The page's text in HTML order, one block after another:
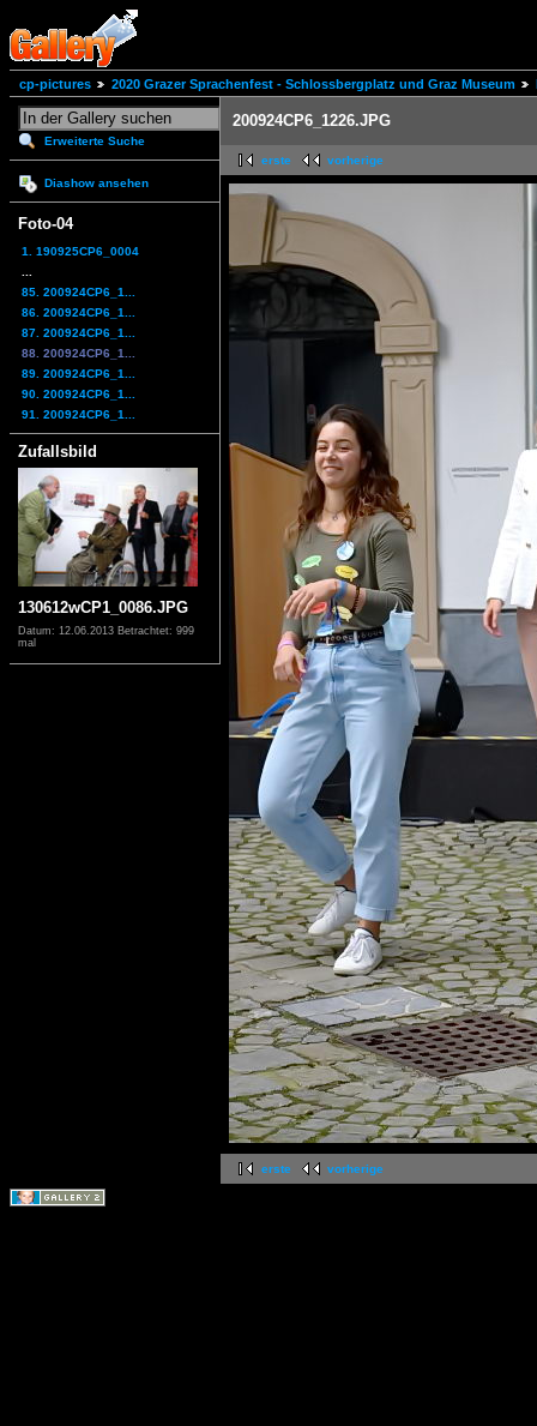
cp-pictures 2020 Grazer Sprachenfest - Schlossbergplatz und Graz Museum
Erweiterte Suche
Diashow ansehen
Foto-04
1. 190925CP6_0004
85. 200924CP6_1...
86. 200924CP6_1...
87. 200924CP6_1...
88. 200924CP6_1...
89. 200924CP6_1...
90. 200924CP6_1...
91. 200924CP6_1...
Zufallsbild
130612wCP1_0086.JPG
Datum: 12.06.2013 Betrachtet: 999
mal
200924CP6_1226.JPG
erste vorherige
erste vorherige